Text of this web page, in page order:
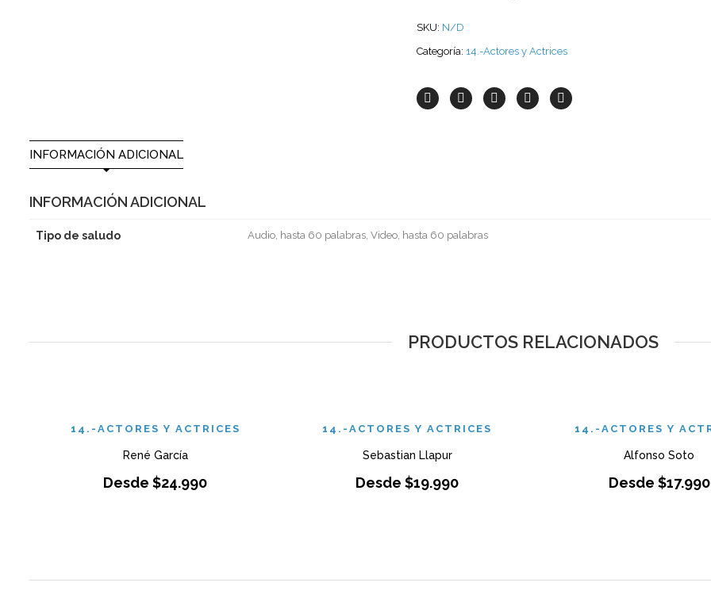
SKU: N/D
Categoría: 14.-Actores y Actrices
INFORMACIÓN ADICIONAL
INFORMACIÓN ADICIONAL
Tipo de saludo Audio, hasta 60 palabras, Video, hasta 60 palabras
PRODUCTOS RELACIONADOS
14.-ACTORES Y ACTRICES
René García
Desde$24.990
14.-ACTORES Y ACTRICES
Sebastian Llapur
Desde$19.990
14.-ACTORES Y
Alfonso Soto
Desde $17.990